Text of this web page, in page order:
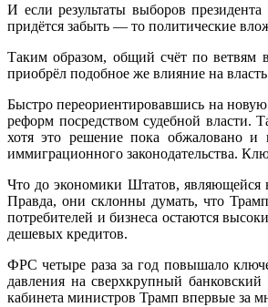
И если результаты выборов
придётся забыть — то политические
Таким образом, общий счёт по ветвям
приобрёл подобное же влияние на
Быстро переориентировавшись на
реформ посредством судебной власти.
хотя это решение пока обжаловано и
иммиграционного законодательства.
Что до экономики Штатов, являющейся
Правда, они склонны думать, что
потребителей и бизнеса остаются
дешевых кредитов.
ФРС четыре раза за год повышало
давления на сверхкрупный
кабинета министров Трамп впервые за